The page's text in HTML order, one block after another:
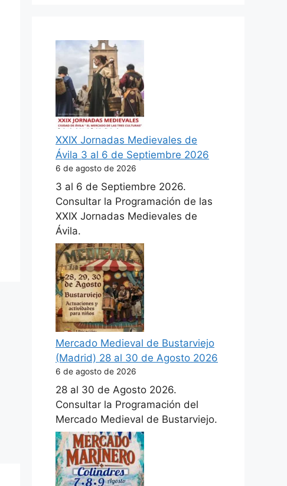
XXIX Jornadas Medievales de
Ávila 3 al 6 de Septiembre 2026
6 de agosto de 2026
3 al 6 de Septiembre 2026.
Consultar la Programación de las
XXIX Jornadas Medievales de
Ávila.
Mercado Medieval de Bustarviejo
(Madrid) 28 al 30 de Agosto 2026
6 de agosto de 2026
28 al 30 de Agosto 2026.
Consultar la Programación del
Mercado Medieval de Bustarviejo.